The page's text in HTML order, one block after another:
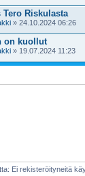
Riskulasta
» 24.10.2024 06:26
on kuollut
» 19.07.2024 11:23
Ei rekisteröityneitä